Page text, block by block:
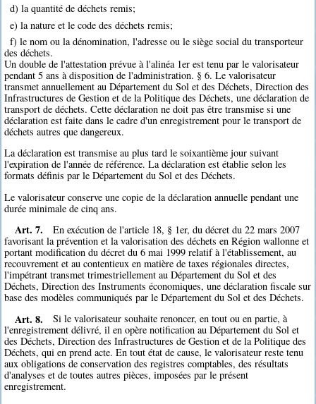
d) la quantité de déchets remis;
e) la nature et le code des déchets remis;
f) le nom ou la dénomination, l'adresse ou le siège social du transporteur
des déchets.
Un double de l'attestation prévue à l'alinéa 1er est tenu par le valorisateur
pendant 5 ans à disposition de l'administration. § 6. Le valorisateur
transmet annuellement au Département du Sol et des Déchets, Direction des
Infrastructures de Gestion et de la Politique des Déchets, une déclaration de
transport de déchets. Cette déclaration ne doit pas être transmise si une
déclaration est faite dans le cadre d'un enregistrement pour le transport de
déchets autres que dangereux.
La déclaration est transmise au plus tard le soixantième jour suivant
l'expiration de l'année de référence. La déclaration est établie selon les
formats définis par le Département du Sol et des Déchets.
Le valorisateur conserve une copie de la déclaration annuelle pendant une
durée minimale de cinq ans.
Art. 7.
En exécution de l'article 18, § 1er, du décret du 22 mars 2007
favorisant la prévention et la valorisation des déchets en Région wallonne et
portant modification du décret du 6 mai 1999 relatif à l'établissement, au
recouvrement et au contentieux en matière de taxes régionales directes,
l'impétrant transmet trimestriellement au Département du Sol et des
Déchets, Direction des Instruments économiques, une déclaration fiscale sur
base des modèles communiqués par le Département du Sol et des Déchets.
Art. 8.
Si le valorisateur souhaite renoncer, en tout ou en partie, à
l'enregistrement délivré, il en opère notification au Département du Sol et
des Déchets, Direction des Infrastructures de Gestion et de la Politique des
Déchets, qui en prend acte. En tout état de cause, le valorisateur reste tenu
aux obligations de conservation des registres comptables, des résultats
d'analyses et de toutes autres pièces, imposées par le présent
enregistrement.